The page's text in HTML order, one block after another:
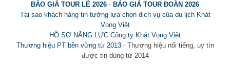
BÁO GIÁ TOUR LẺ 2026 - BÁO GIÁ TOUR ĐOÀN 2026
Tại sao khách hàng tin tưởng lựa chọn dịch vụ của du lịch Khát
Vọng Việt
HỒ SƠ NĂNG LỰC Công ty Khát Vọng Việt
Thương hiệu PT bền vững từ 2013- Thương hiệu nổi tiếng, uy tín
được tin dùng từ 2014